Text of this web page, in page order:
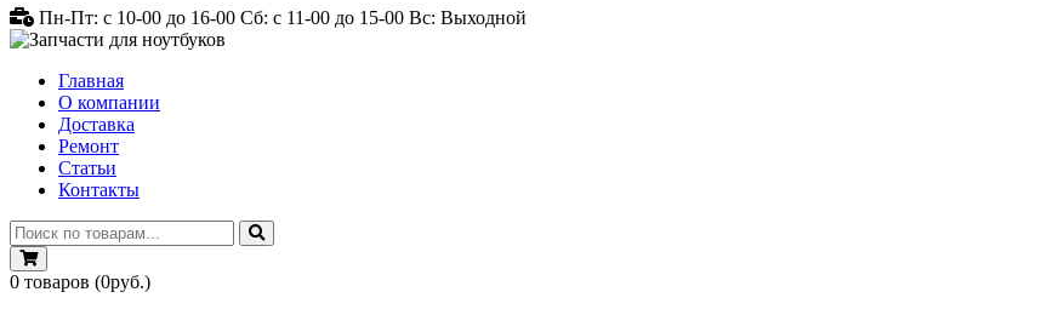
Пн-Пт: с 10-00 до 16-00 Сб: с 11-00 до 15-00 Вс: Выходной
Главная
О компании
Доставка
Ремонт
Статьи
Контакты
0 товаров (0руб.)